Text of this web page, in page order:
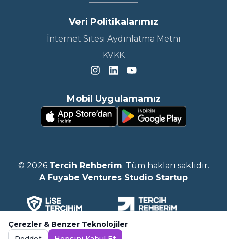
Veri Politikalarımız
İnternet Sitesi Aydınlatma Metni
KVKK
Mobil Uygulamamız
© 2026 Tercih Rehberim. Tüm hakları saklıdır.
A Fuyabe Ventures Studio Startup
Çerezler & Benzer Teknolojiler